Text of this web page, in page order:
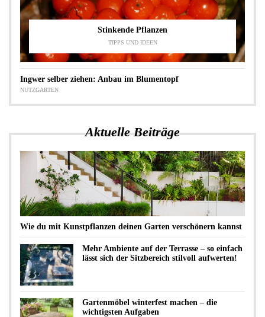
Stinkende Pflanzen
TIPPS UND IDEEN
Ingwer selber ziehen: Anbau im Blumentopf
NUTZGARTEN
Aktuelle Beiträge
Wie du mit Kunstpflanzen deinen Garten verschönern kannst
Mehr Ambiente auf der Terrasse – so einfach
lässt sich der Sitzbereich stilvoll aufwerten!
Gartenmöbel winterfest machen – die
wichtigsten Aufgaben